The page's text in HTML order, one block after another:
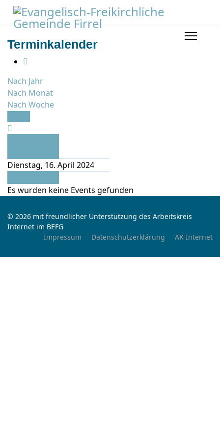
Terminkalender
Nach Jahr
Nach Monat
Nach Woche
Dienstag, 16. April 2024
Es wurden keine Events gefunden
© 2026 mit freundlicher Unterstützung des Arbeitskreis
Internet im BEFG
Impressum
Datenschutzerklärung AK Internet